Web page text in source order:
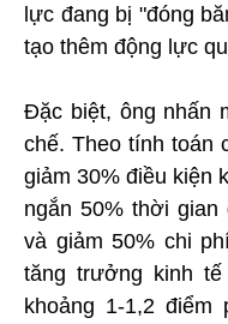
lực đang bị "đóng
tạo thêm động lực
Đặc biệt, ông nhấn
chế. Theo tính toán
giảm 30% điều kiện
ngắn 50% thời gian
và giảm 50% chi
tăng trưởng kinh
khoảng 1-1,2 điểm